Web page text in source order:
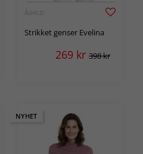
ÅSHILD
Strikket genser Evelina
269 kr 398 kr
NYHET